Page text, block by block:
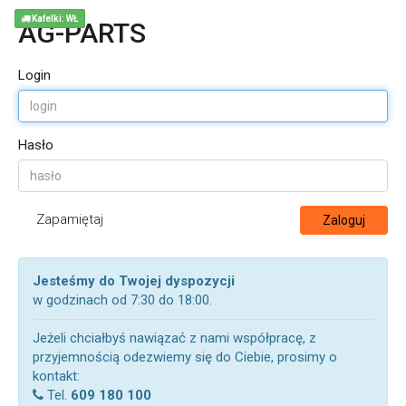
AG-PARTS
Login
Hasło
Zapamiętaj Zaloguj
Jesteśmy do Twojej dyspozycji
w godzinach od 7:30 do 18:00.
Jeżeli chciałbyś nawiązać z nami współpracę, z
przyjemnością odezwiemy się do Ciebie, prosimy o
kontakt:
Tel. 609 180 100
Kafelki: WŁ